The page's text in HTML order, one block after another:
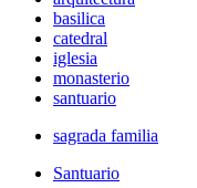
basilica
catedral
iglesia
monasterio
santuario
sagrada familia
Santuario